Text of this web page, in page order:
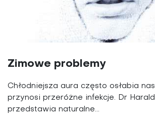
Zimowe problemy
Chłodniejsza aura często osłabia
przynosi przeróżne infekcje. Dr
przedstawia naturalne...